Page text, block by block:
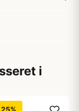
i
25%